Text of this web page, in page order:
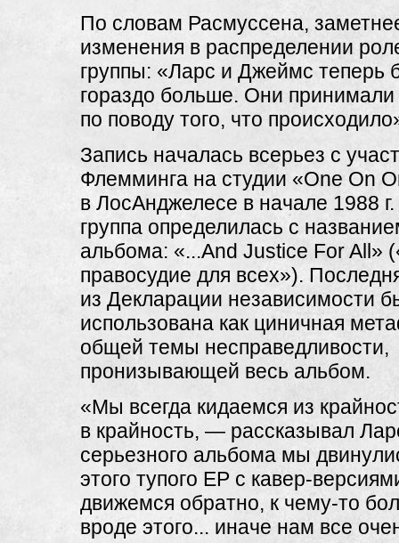
По словам Расмуссена,
изменения в распределении
группы: «Ларс и Джеймс теперь
гораздо больше. Они
по поводу того, что
Запись началась всерьез с
Флемминга на студии «One On
в ЛосАнджелесе в начале 1988
группа определилась с
альбома: «...And Justice For All»
правосудие для всех»).
из Декларации независимости
использована как циничная
общей темы несправедливости,
пронизывающей весь альбом.
«Мы всегда кидаемся из
в крайность, — рассказывал
серьезного альбома мы
этого тупого ЕР с кавер-
движемся обратно, к чему-то
вроде этого... иначе нам все